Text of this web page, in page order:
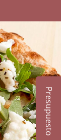
Presupuesto